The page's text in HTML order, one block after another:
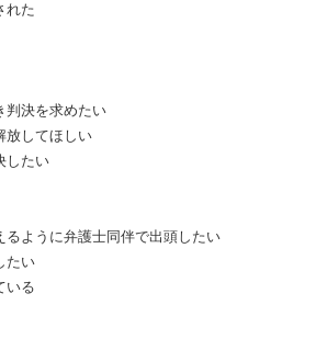
れた
判決を求めたい
放してほしい
したい
るように弁護士同伴で出頭したい
たい
いる